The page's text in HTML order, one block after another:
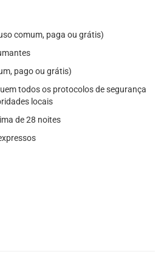
comum, paga ou grátis)
pago ou grátis)
todos os protocolos de segurança
locais
de 28 noites